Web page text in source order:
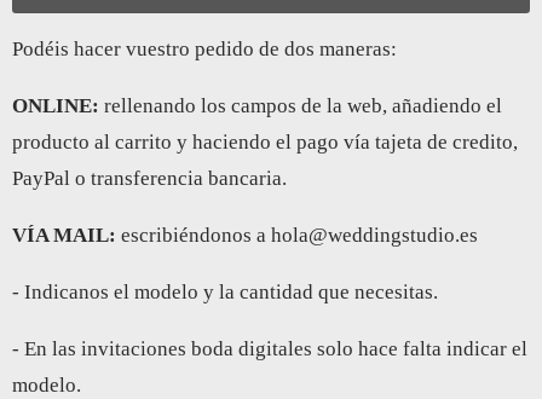
Podéis hacer vuestro pedido de dos maneras:
ONLINE: rellenando los campos de la web, añadiendo el
producto al carrito y haciendo el pago vía tajeta de credito,
PayPal o transferencia bancaria.
VÍA MAIL: escribiéndonos a hola@weddingstudio.es
- Indicanos el modelo y la cantidad que necesitas.
- En las invitaciones boda digitales solo hace falta indicar el
modelo.